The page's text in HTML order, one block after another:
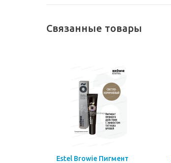
Связанные товары
Estel Browie Пигмент